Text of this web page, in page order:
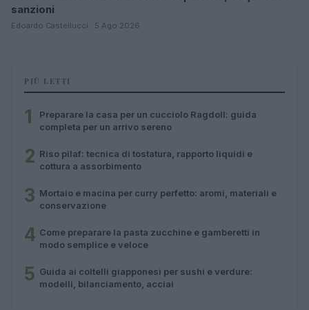
sanzioni
Edoardo Castellucci · 5 Ago 2026
PIÙ LETTI
1
Preparare la casa per un cucciolo Ragdoll: guida
completa per un arrivo sereno
2 Riso pilaf: tecnica di tostatura, rapporto liquidi e
cottura a assorbimento
3 Mortaio e macina per curry perfetto: aromi, materiali e
conservazione
4 Come preparare la pasta zucchine e gamberetti in
modo semplice e veloce
5 Guida ai coltelli giapponesi per sushi e verdure:
modelli, bilanciamento, acciai